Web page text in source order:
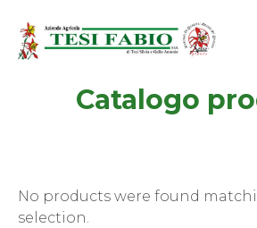
Catalogo
No products were found
selection.